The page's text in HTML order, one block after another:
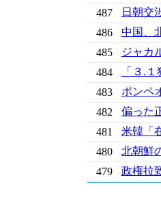
487
日朝交
486
中国、
485
ジャカ
484
「３.
483
ポンペ
482
偏った
481
米韓「
480
北朝鮮
479
政権拉